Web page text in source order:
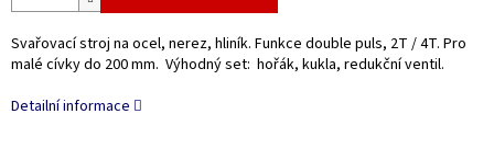
Svařovací stroj na ocel, nerez, hliník. Funkce double puls, 2T / 4T. Pro
malé cívky do 200 mm. Výhodný set: hořák, kukla, redukční ventil.
Detailní informace